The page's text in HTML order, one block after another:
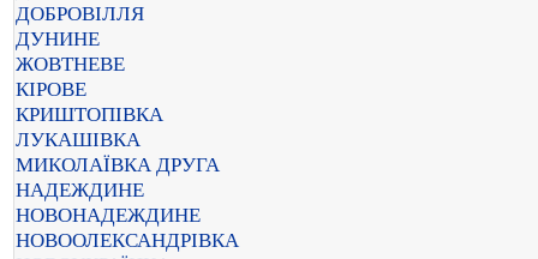
ДОБРОВІЛЛЯ
ДУНИНЕ
ЖОВТНЕВЕ
КІРОВЕ
КРИШТОПІВКА
ЛУКАШІВКА
МИКОЛАЇВКА ДРУГА
НАДЕЖДИНЕ
НОВОНАДЕЖДИНЕ
НОВООЛЕКСАНДРІВКА